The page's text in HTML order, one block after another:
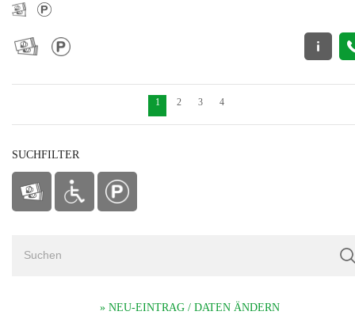
1 2 3 4
SUCHFILTER
» NEU-EINTRAG / DATEN ÄNDERN